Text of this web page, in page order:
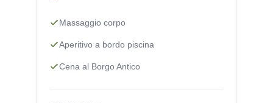
Massaggio corpo
Aperitivo a bordo piscina
Cena al Borgo Antico